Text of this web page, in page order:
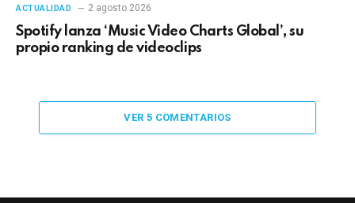
ACTUALIDAD 2 agosto 2026
Spotify lanza ‘Music Video Charts Global’, su
propio ranking de videoclips
VER 5 COMENTARIOS